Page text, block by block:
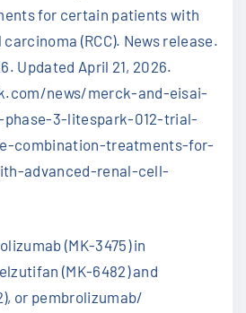
for certain patients with
(RCC). News release.
Updated April 21, 2026.
news/merck-and-eisai-
phase-3-litespark-012-trial-
combination-treatments-for-
advanced-renal-cell-
(MK-3475) in
(MK-6482) and
or pembrolizumab/​